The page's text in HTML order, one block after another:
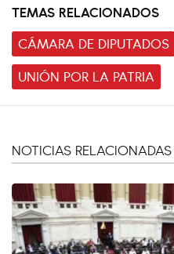
TEMAS RELACIONADOS
CÁMARA DE DIPUTADOS
UNIÓN POR LA PATRIA
NOTICIAS RELACIONADAS